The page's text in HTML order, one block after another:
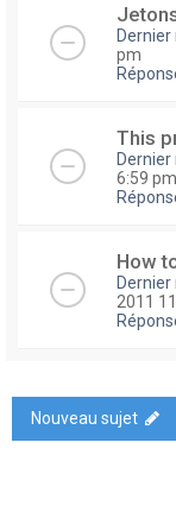
Dernier
pm
This
Dernier
6:59 pm
How
Dernier
2011
Nouveau sujet